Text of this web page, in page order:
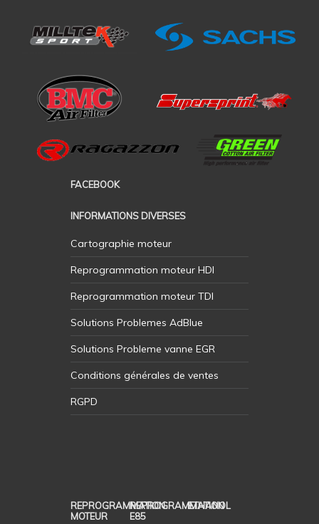
FACEBOOK
INFORMATIONS DIVERSES
Cartographie moteur
Reprogrammation moteur HDI
Reprogrammation moteur TDI
Solutions Problemes AdBlue
Solutions Probleme vanne EGR
Conditions générales de ventes
RGPD
REPROGRAMMATION
MOTEUR
REPROGRAMMATION
E85
ETHANOL